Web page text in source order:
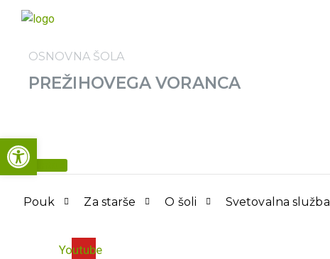
OSNOVNA ŠOLA
PREŽIHOVEGA VORANCA
Kontakt
Pouk Za starše O šoli Svetovalna služba
Youtube
Open toolbar